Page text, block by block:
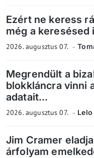
Ezért ne keress
még a keresésed
2026. augusztus 07.
Megrendült a
blokkláncra vinni
adatait...
2026. augusztus 07. Lelo
Jim Cramer
árfolyam